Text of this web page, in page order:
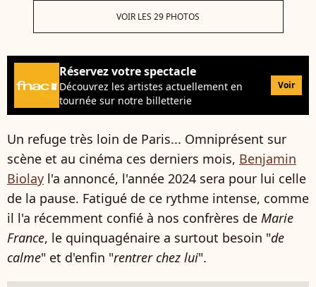
VOIR LES 29 PHOTOS
Réservez votre spectacle
Découvrez les artistes actuellement en
tournée sur notre billetterie
Voir
Un refuge très loin de Paris... Omniprésent sur
scène et au cinéma ces derniers mois, Benjamin
Biolay l'a annoncé, l'année 2024 sera pour lui celle
de la pause. Fatigué de ce rythme intense, comme
il l'a récemment confié à nos confrères de Marie
France, le quinquagénaire a surtout besoin "de
calme" et d'enfin "rentrer chez lui".